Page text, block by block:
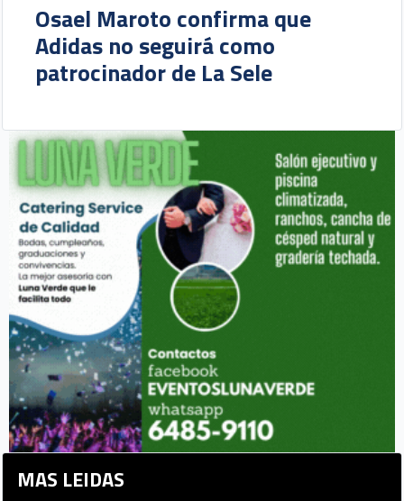
Osael Maroto confirma que
Adidas no seguirá como
patrocinador de La Sele
MAS LEIDAS